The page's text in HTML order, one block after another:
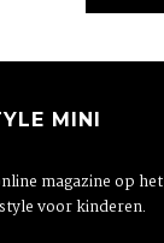
MINI
magazine op het
voor kinderen.